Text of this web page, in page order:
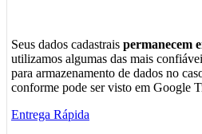
Seus dados cadastrais permanecem
utilizamos algumas das mais
para armazenamento de dados no
conforme pode ser visto em Google
Entrega Rápida